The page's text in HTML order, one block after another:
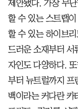
제안됐다. 가장 무
할 수 있는 스트랩
할 수 있는 하이브
드러운 소재부터 서
자인도 다양하다.
부터 뉴트럴까지 프
백이라는 커다란 카